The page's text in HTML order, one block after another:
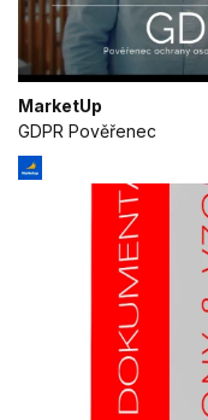
MarketUp
GDPR Pověřenec